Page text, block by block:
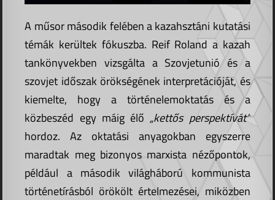
A műsor második felében a kazahsztáni kutatási
témák kerültek fókuszba. Reif Roland a kazah
tankönyvekben vizsgálta a Szovjetunió és a
szovjet időszak örökségének interpretációját, és
kiemelte, hogy a történelemoktatás és a
közbeszéd egy máig élő„kettős perspektívát”
hordoz. Az oktatási anyagokban egyszerre
maradtak meg bizonyos marxista nézőpontok,
például a második világháború kommunista
történetírásból örökölt értelmezései, miközben